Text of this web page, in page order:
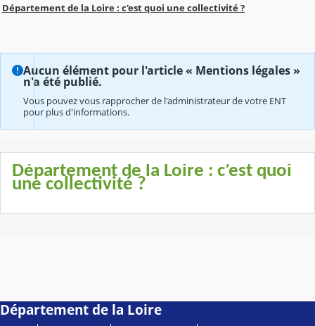
Département de la Loire : c'est quoi une collectivité ?
Aucun élément pour l'article « Mentions légales »
n'a été publié.
Vous pouvez vous rapprocher de l'administrateur de votre ENT
pour plus d'informations.
Département de la Loire : c’est quoi
une collectivité ?
Département de la Loire